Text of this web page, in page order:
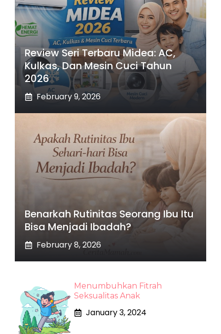
Review Seri Terbaru Midea: AC,
Kulkas, Dan Mesin Cuci Tahun
2026
February 9, 2026
Benarkah Rutinitas Seorang Ibu Itu
Bisa Menjadi Ibadah?
February 8, 2026
Menumbuhkan Fitrah
Seksualitas Anak
January 3, 2024